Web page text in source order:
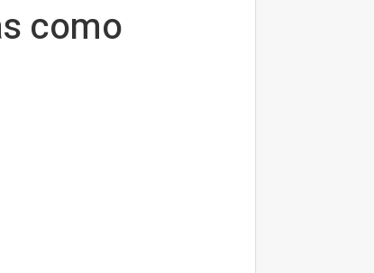
como